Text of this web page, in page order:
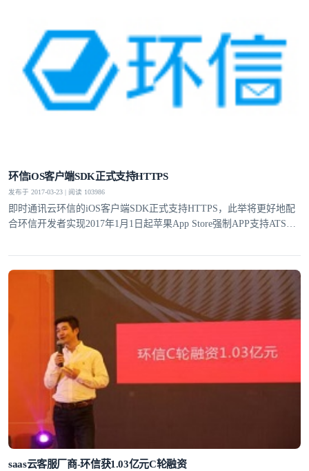
环信iOS客户端SDK正式支持HTTPS
发布于 2017-03-23 | 阅读 103986
即时通讯云环信的iOS客户端SDK正式支持HTTPS，此举将更好地配
合环信开发者实现2017年1月1日起苹果App Store强制APP支持ATS要
saas云客服厂商-环信获1.03亿元C轮融资
我已阅读并同意 通讯云服务条款和通讯云隐私政策
不了，谢谢